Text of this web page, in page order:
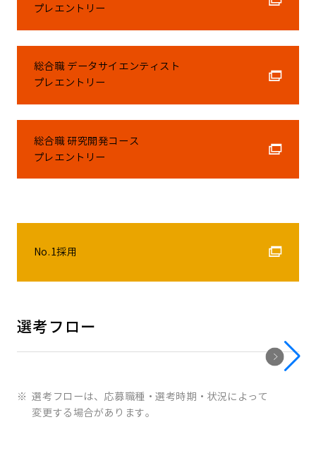
プレエントリー
総合職 データサイエンティスト
プレエントリー
総合職 研究開発コース
プレエントリー
No.1採用
選考フロー
※ 選考フローは、応募職種・選考時期・状況によって
変更する場合があります。